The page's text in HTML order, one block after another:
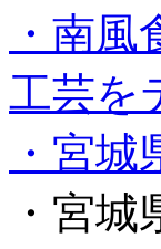
・南
工芸を
・宮
・宮